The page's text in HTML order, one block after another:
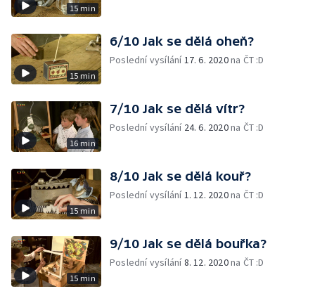
15 min
15 min
6/10 Jak se dělá oheň?
Poslední vysílání17. 6. 2020na ČT :D
16 min
7/10 Jak se dělá vítr?
Poslední vysílání 24. 6. 2020na ČT :D
15 min
8/10 Jak se dělá kouř?
Poslední vysílání1. 12. 2020na ČT :D
15 min
9/10 Jak se dělá bouřka?
Poslední vysílání8. 12. 2020na ČT :D